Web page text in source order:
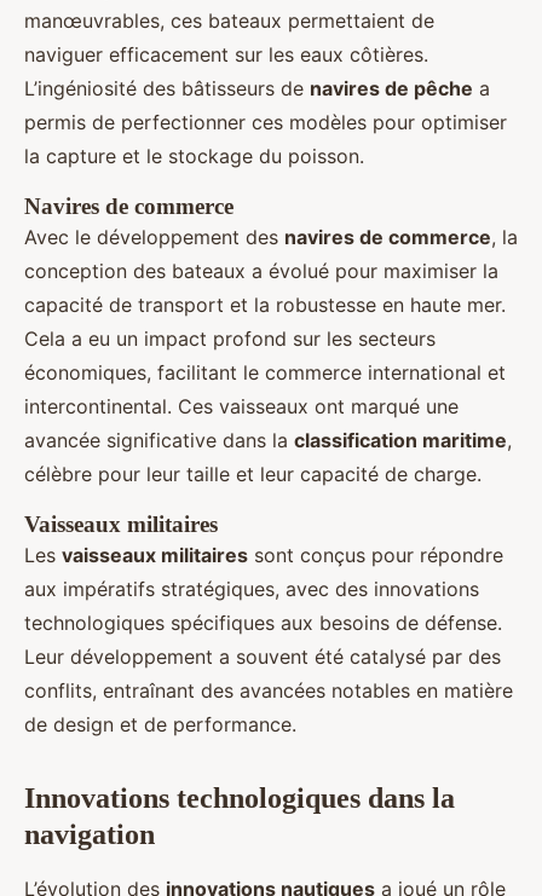
manœuvrables, ces bateaux permettaient de
naviguer efficacement sur les eaux côtières.
L’ingéniosité des bâtisseurs de navires de pêche a
permis de perfectionner ces modèles pour optimiser
la capture et le stockage du poisson.
Navires de commerce
Avec le développement des navires de commerce, la
conception des bateaux a évolué pour maximiser la
capacité de transport et la robustesse en haute mer.
Cela a eu un impact profond sur les secteurs
économiques, facilitant le commerce international et
intercontinental. Ces vaisseaux ont marqué une
avancée significative dans la classification maritime,
célèbre pour leur taille et leur capacité de charge.
Vaisseaux militaires
Les vaisseaux militaires sont conçus pour répondre
aux impératifs stratégiques, avec des innovations
technologiques spécifiques aux besoins de défense.
Leur développement a souvent été catalysé par des
conflits, entraînant des avancées notables en matière
de design et de performance.
Innovations technologiques dans la
navigation
L’évolution des innovations nautiques a joué un rôle